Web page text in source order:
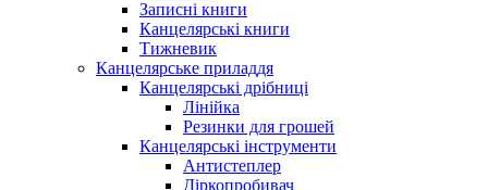
Записні книги
Канцелярські книги
Тижневик
Канцелярське приладдя
Канцелярські дрібниці
Лінійка
Резинки для грошей
Канцелярські інструменти
Антистеплер
Діркопробивач